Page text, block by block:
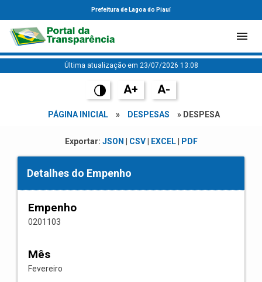
Prefeitura de Lagoa do Piauí
Última atualização em 23/07/2026 13:08
A+ A-
PÁGINA INICIAL » DESPESAS » DESPESA
Exportar: JSON CSV| EXCEL| PDF
Detalhes do Empenho
Empenho
0201103
Mês
Fevereiro